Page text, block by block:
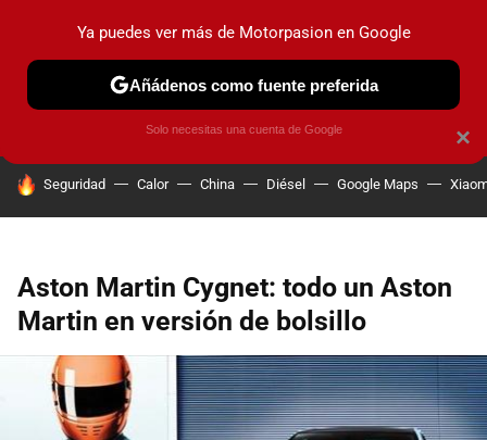
PRUEBAS COCHES ELÉCTRICOS OBSERVATORIO
HOY SE HABLA DE
Seguridad Calor China Diésel Google Maps
Aston Martin Cygnet: todo un Aston
Martin en versión de bolsillo
×
Ya puedes ver más de Motorpasion en Google
Añádenos como fuente preferida
Solo necesitas una cuenta de Google